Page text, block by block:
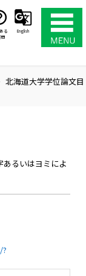
る
問
English
北海道大学学位論文目
るいはヨミによ